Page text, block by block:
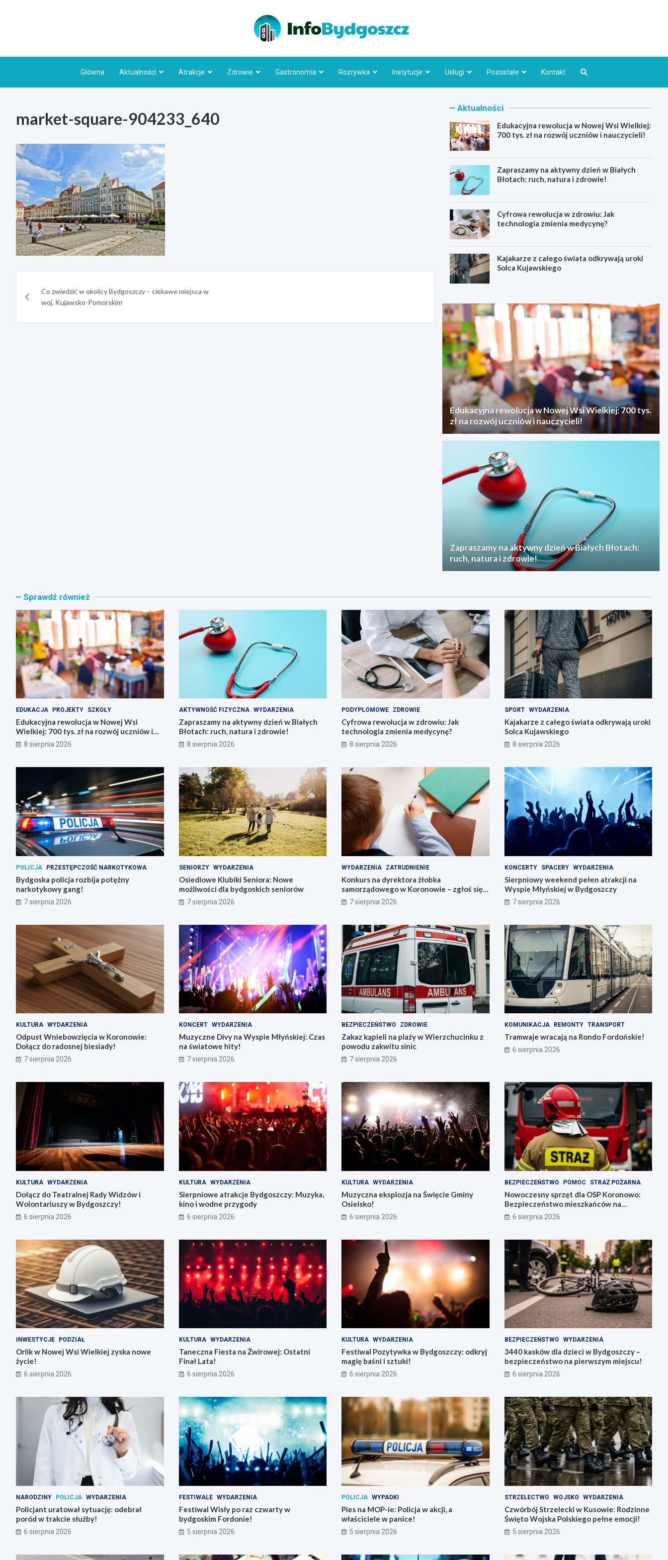
Główna Aktualności Atrakcje Zdrowie Gastronomia Rozrywka Instytucje Usługi Pozostałe Kontakt
market-square-904233_640
wpisuCo zwiedzić w okolicy Bydgoszczy – ciekawe miejsca w
woj. Kujawsko-Pomorskim
Aktualności
Edukacyjna rewolucja w Nowej Wsi Wielkiej:
700 tys. zł na rozwój uczniów i nauczycieli!
Zapraszamy na aktywny dzień w Białych
Błotach: ruch, natura i zdrowie!
Cyfrowa rewolucja w zdrowiu: Jak
technologia zmienia medycynę?
Kajakarze z całego świata odkrywają uroki
Solca Kujawskiego
Edukacyjna rewolucja w Nowej Wsi Wielkiej: 700 tys.
zł na rozwój uczniów i nauczycieli!
Zapraszamy na aktywny dzień w Białych Błotach:
ruch, natura i zdrowie!
Sprawdź również
EDUKACJA PROJEKTY SZKOŁY
Edukacyjna rewolucja w Nowej Wsi
Wielkiej: 700 tys. zł na rozwój uczniów i
nauczycieli!
8 sierpnia 2026
AKTYWNOŚĆ FIZYCZNA WYDARZENIA
Zapraszamy na aktywny dzień w Białych
Błotach: ruch, natura i zdrowie!
8 sierpnia 2026
PODYPLOMOWE ZDROWIE
Cyfrowa rewolucja w zdrowiu: Jak
technologia zmienia medycynę?
8 sierpnia 2026
SPORT WYDARZENIA
Kajakarze z całego świata odkrywają uroki
Solca Kujawskiego
8 sierpnia 2026
POLICJA PRZESTĘPCZOŚĆ NARKOTYKOWA
Bydgoska policja rozbija potężny
narkotykowy gang!
7 sierpnia 2026
SENIORZY WYDARZENIA
Osiedlowe Klubiki Seniora: Nowe
możliwości dla bydgoskich seniorów
7 sierpnia 2026
WYDARZENIA ZATRUDNIENIE
Konkurs na dyrektora żłobka
samorządowego w Koronowie – zgłoś się
już dziś!
7 sierpnia 2026
KONCERTY SPACERY WYDARZENIA
Sierpniowy weekend pełen atrakcji na
Wyspie Młyńskiej w Bydgoszczy
7 sierpnia 2026
KULTURA WYDARZENIA
Odpust Wniebowzięcia w Koronowie:
Dołącz do radosnej biesiady!
7 sierpnia 2026
KONCERT WYDARZENIA
Muzyczne Divy na Wyspie Młyńskiej: Czas
na światowe hity!
7 sierpnia 2026
BEZPIECZEŃSTWO ZDROWIE
Zakaz kąpieli na plaży w Wierzchucinku z
powodu zakwitu sinic
7 sierpnia 2026
KOMUNIKACJA REMONTY TRANSPORT
Tramwaje wracają na Rondo Fordońskie!
6 sierpnia 2026
KULTURA WYDARZENIA
Dołącz do Teatralnej Rady Widzów i
Wolontariuszy w Bydgoszczy!
6 sierpnia 2026
KULTURA WYDARZENIA
Sierpniowe atrakcje Bydgoszczy: Muzyka,
kino i wodne przygody
6 sierpnia 2026
KULTURA WYDARZENIA
Muzyczna eksplozja na Święcie Gminy
Osielsko!
6 sierpnia 2026
BEZPIECZEŃSTWO POMOC STRAŻ POŻARNA
Nowoczesny sprzęt dla OSP Koronowo:
Bezpieczeństwo mieszkańców na
pierwszym miejscu!
6 sierpnia 2026
INWESTYCJE PODZIAŁ
Orlik w Nowej Wsi Wielkiej zyska nowe
życie!
6 sierpnia 2026
KULTURA WYDARZENIA
Taneczna Fiesta na Żwirowej: Ostatni
Finał Lata!
6 sierpnia 2026
KULTURA WYDARZENIA
Festiwal Pozytywka w Bydgoszczy: odkryj
magię baśni i sztuki!
6 sierpnia 2026
BEZPIECZEŃSTWO WYDARZENIA
3440 kasków dla dzieci w Bydgoszczy –
bezpieczeństwo na pierwszym miejscu!
6 sierpnia 2026
NARODZINY POLICJA WYDARZENIA
Policjant uratował sytuację: odebrał
poród w trakcie służby!
6 sierpnia 2026
FESTIWALE WYDARZENIA
Festiwal Wisły po raz czwarty w
bydgoskim Fordonie!
5 sierpnia 2026
POLICJA WYPADKI
Pies na MOP-ie: Policja w akcji, a
właściciele w panice!
5 sierpnia 2026
STRZELECTWO WOJSKO WYDARZENIA
Czwórbój Strzelecki w Kusowie: Rodzinne
Święto Wojska Polskiego pełne emocji!
5 sierpnia 2026